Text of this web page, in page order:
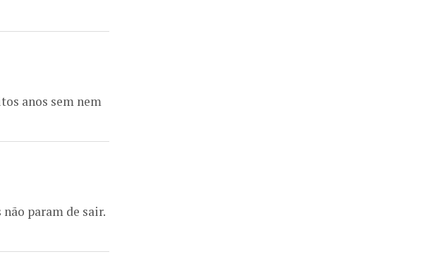
anos sem nem
param de sair.